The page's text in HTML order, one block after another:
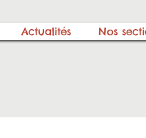
Actualités Nos